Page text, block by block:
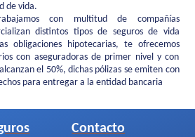
de vida.
con multitud de compañías
distintos tipos de seguros de vida
obligaciones hipotecarias, te ofrecemos
con aseguradoras de primer nivel y con
el 50%, dichas pólizas se emiten con
para entregar a la entidad bancaria
Contacto